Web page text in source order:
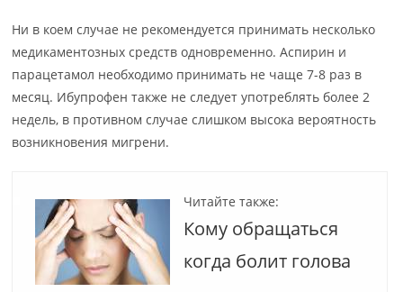
Ни в коем случае не рекомендуется принимать несколько
медикаментозных средств одновременно. Аспирин и
парацетамол необходимо принимать не чаще 7-8 раз в
месяц. Ибупрофен также не следует употреблять более 2
недель, в противном случае слишком высока вероятность
возникновения мигрени.
Читайте также:
Кому обращаться
когда болит голова